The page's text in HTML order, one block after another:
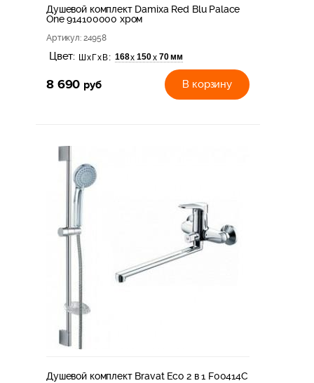
Душевой комплект Damixa Red Blu Palace
One 914100000 хром
Артикул: 24958
Цвет: ШхГхВ: 168х 150х 70 мм
8 690 руб В корзину
Душевой комплект Bravat Eco 2 в 1 F00414C